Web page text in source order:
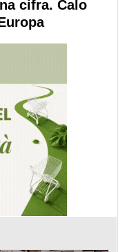
cifra. Calo